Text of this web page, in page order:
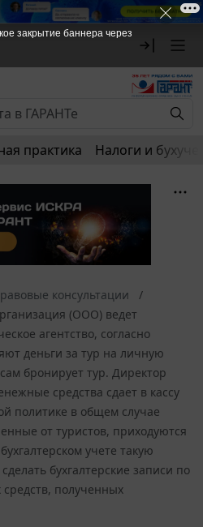
практика Налоги и
консультации
(ООО) ведет
агентство, согласно
деньги за тур на личную
бронирует тур. Директор
средства сдает в кассу
политике в общем случае
от туристов, приходуются
учете такую
бухгалтерские записи по
полученных
закрытие баннера через